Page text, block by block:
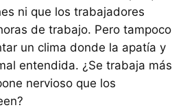
ni que los trabajadores
de trabajo. Pero tampoco
un clima donde la apatía y
entendida. ¿Se trabaja más
nervioso que los